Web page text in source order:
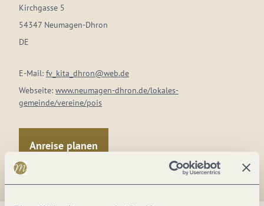
Kirchgasse 5
54347 Neumagen-Dhron
DE
E-Mail: fv_kita_dhron@web.de
Webseite: www.neumagen-dhron.de/lokales-
gemeinde/vereine/pois
Anreise planen